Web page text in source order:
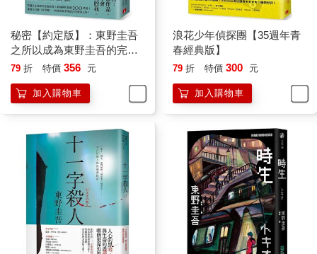
親口告訴她的。
「酒店的媽媽桑跑去當便當店的老闆娘，人生的際遇真是難以預
料。」客人這樣討論這件事，但小代子說，開便當店是他們夫妻
「弁天亭」開張後，靖子也不時光顧。便當店的經營很順利，在
便當店開了一年之後，小代子問她願不願意來店裡幫忙。因為光
靠他們夫妻兩個人，無論在體力上還是在物理條件上，都已經難
「靖子，妳也不可能一直在酒店上班，美里也長大了，漸漸會對
媽媽在酒店當坐檯小姐這件事感到自卑了。」
雖然這是我多管閒事。小代子最後補充了這句話。
美里是靖子的獨生女，沒有父親，因為靖子在五年前就和丈夫離
了婚。不需要小代子提醒，靖子也知道自己不可能一直在酒店上
班。雖然美里當然也是原因之一，但考慮到自己的年齡，不知道
老闆願意僱用自己到什麼時候。
靖子想了一天就得出了結論，酒店方面也沒有挽留她，只對她說
秘密【約定版】：東野圭吾
之所以成為東野圭吾的完美
傑作！
79 折 特價 356 元
加入購物車
浪花少年偵探團【35週年青
春經典版】
79 折 特價 300 元
加入購物車